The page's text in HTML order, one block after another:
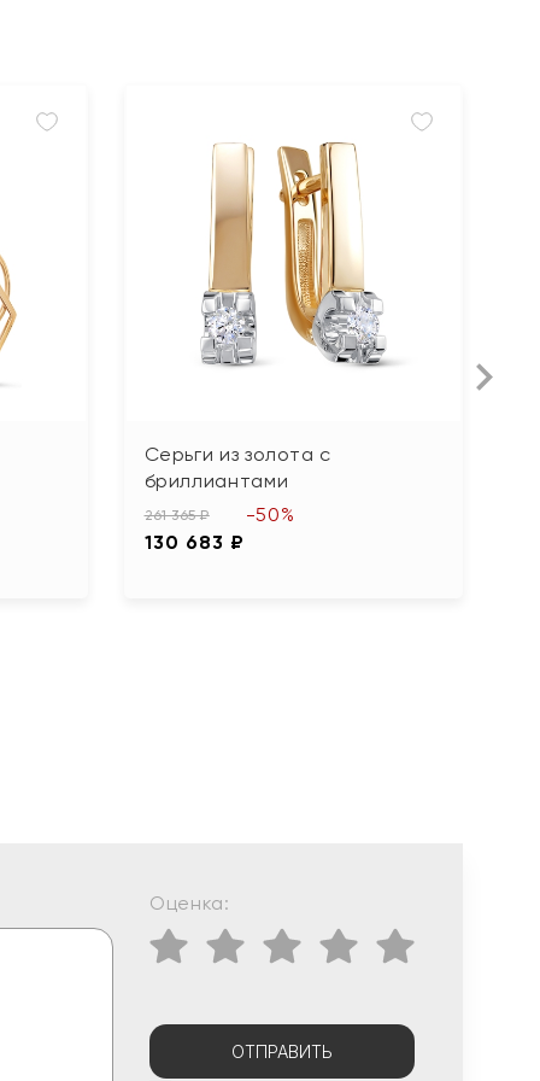
Серьги из золота с
бриллиантами
261 365 ₽
130 683 ₽
-50%
Оценка:
ОТПРАВИТЬ